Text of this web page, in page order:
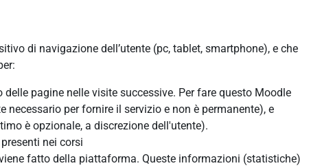
di navigazione dell’utente (pc, tablet, smartphone), e che
pagine nelle visite successive. Per fare questo Moodle
per fornire il servizio e non è permanente), e
è opzionale, a discrezione dell'utente).
nei corsi
fatto della piattaforma. Queste informazioni (statistiche)